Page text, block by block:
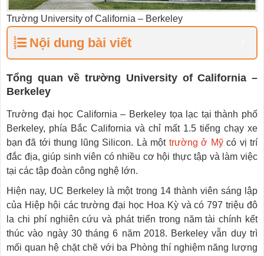
Trường University of California – Berkeley
Nội dung bài viết
Tổng quan về trường University ofCalifornia –
Berkeley
Trường đại học California – Berkeley tọa lạc tại thành phố
Berkeley, phía Bắc California và chỉ mất 1.5 tiếng chạy xe
bạn đã tới thung lũng Silicon. Là một trường ở Mỹcó vị trí
đắc địa, giúp sinh viên có nhiều cơ hội thực tập và làm việc
tại các tập đoàn công nghệ lớn.
Hiện nay, UC Berkeley là một trong 14 thành viên sáng lập
của Hiệp hội các trường đại học Hoa Kỳ và có 797 triệu đô
la chi phí nghiên cứu và phát triển trong năm tài chính kết
thúc vào ngày 30 tháng 6 năm 2018. Berkeley vẫn duy trì
mối quan hệ chặt chẽ với ba Phòng thí nghiệm năng lượng